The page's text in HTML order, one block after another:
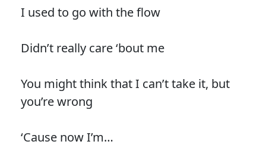
I used to go with the flow
Didn’t really care ‘bout me
You might think that I can’t take it, but
you’re wrong
‘Cause now I’m…